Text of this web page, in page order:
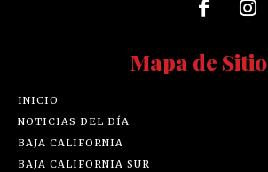
Mapa de Sitio
INICIO
NOTICIAS DEL DÍA
BAJA CALIFORNIA
BAJA CALIFORNIA SUR